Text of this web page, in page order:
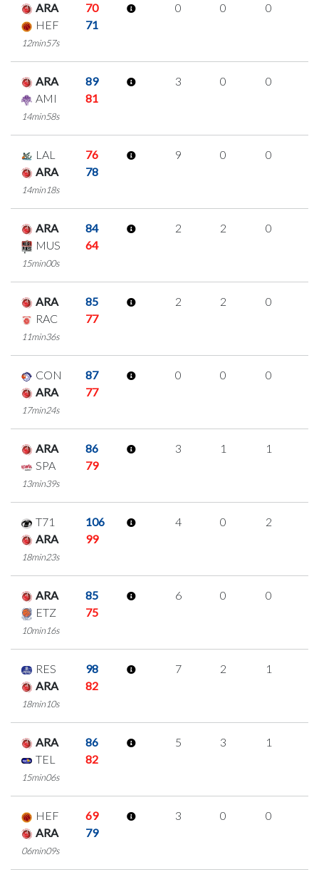
ARA
70
HEF
71
12min57s
0 0 0
ARA
89
AMI
81
14min58s
3 0 0
LAL
76
ARA
78
14min18s
9 0 0
ARA
84
MUS
64
15min00s
2 2 0
ARA
85
RAC
77
11min36s
2 2 0
CON
87
ARA
77
17min24s
0 0 0
ARA
86
SPA
79
13min39s
3 1 1
T71
106
ARA
99
18min23s
4 0 2
ARA
85
ETZ
75
10min16s
6 0 0
RES
98
ARA
82
18min10s
7 2 1
ARA
86
TEL
82
15min06s
5 3 1
HEF
69
ARA
79
06min09s
3 0 0